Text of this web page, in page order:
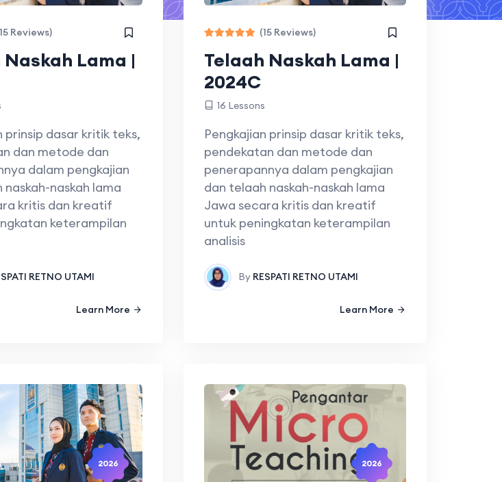
Reviews)
Lama |
prinsip dasar kritik teks,
dan metode dan
dalam pengkajian
naskah lama
kritis dan kreatif
keterampilan
RETNO UTAMI
Learn More
(15 Reviews)
Telaah Naskah Lama |
2024C
16 Lessons
Pengkajian prinsip dasar kritik teks,
pendekatan dan metode dan
penerapannya dalam pengkajian
dan telaah naskah-naskah lama
Jawa secara kritis dan kreatif
untuk peningkatan keterampilan
analisis
By RESPATI RETNO UTAMI
Learn More
2026 2026